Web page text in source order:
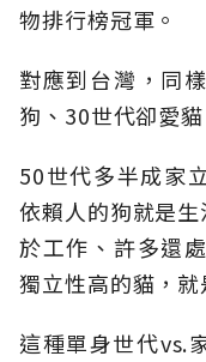
物排行榜冠軍。
對應到台灣，同
狗、30世代卻愛貓
50世代多半成家
依賴人的狗就是
於工作、許多還
獨立性高的貓，
這種單身世代vs.